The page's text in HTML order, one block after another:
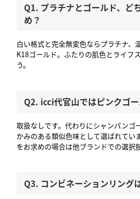
Q1. プラチナとゴールド、ど
め？
白い格式と完全無変色ならプラチナ、
K18ゴールド。ふたりの肌色とライフ
う。
Q2. icci代官山ではピンクゴ
取扱なしです。代わりにシャンパンゴ
かみのある類似色味として選ばれてい
をお求めの場合は他ブランドでの選択
Q3. コンビネーションリング